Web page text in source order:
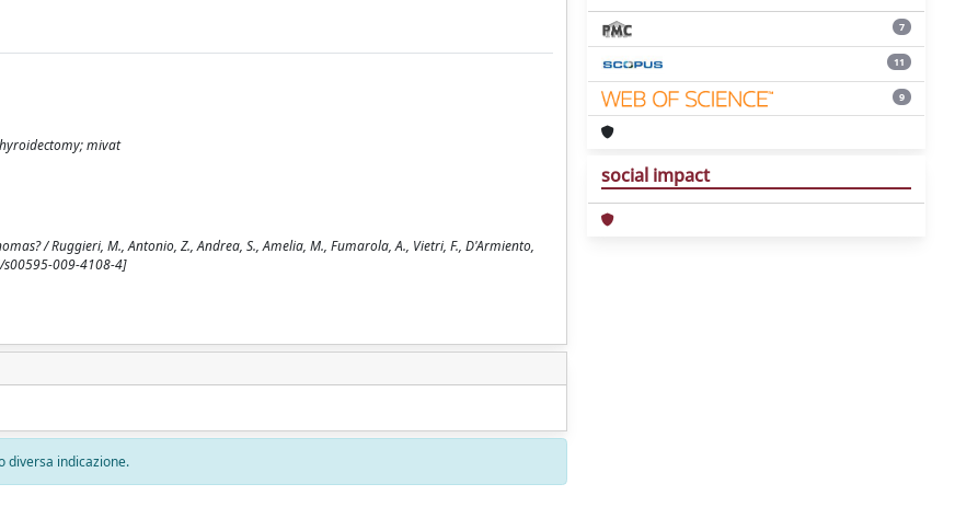
mivat
/ Ruggieri, M., Antonio, Z., Andrea, S., Amelia, M., Fumarola, A., Vietri, F., D'Armiento,
s00595-009-4108-4]
diversa indicazione.
7
11
9
social impact